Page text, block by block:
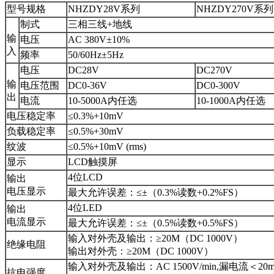
型号规格 NHZDY28V系列 NHZDY270V系列
输
入
制式
三相三线+地线
电压
AC 380V±10%
频率
50/60Hz±5Hz
输
出
电压 DC28V
DC270V
电压范围
DC0-36V
DC0-300V
电流
10-5000A内任选
10-1000A内任选
电压稳定率
≤0.3%+10mV
负载稳定率
≤0.5%+30mV
纹波
≤0.5%+10mV (rms)
显示
LCD触摸屏
输出
电压显示
4位LCD
最大允许误差：≤±（0.3%读数+0.2%FS）
输出
电流显示
4位LED
最大允许误差：≤±（0.5%读数+0.5%FS）
绝缘电阻
输入对外壳及输出：≥20M（DC 1000V）
输出对外壳：≥20M（DC 1000V）
输入对外壳及输出：AC 1500V/min,漏电流＜